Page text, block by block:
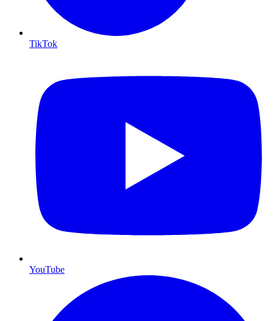
TikTok
YouTube